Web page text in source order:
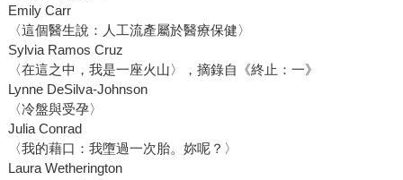
Emily Carr
〈這個醫生說：人工流產屬於醫療保健〉
Sylvia Ramos Cruz
〈在這之中，我是一座火山〉，摘錄自《終止：一》
Lynne DeSilva-Johnson
〈冷盤與受孕〉
Julia Conrad
〈我的藉口：我墮過一次胎。妳呢？〉
Laura Wetherington